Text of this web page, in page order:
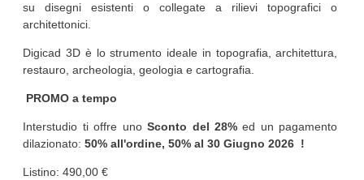
su disegni esistenti o collegate a rilievi topografici o
architettonici.
Digicad 3D è lo strumento ideale in topografia, architettura,
restauro, archeologia, geologia e cartografia.
PROMO a tempo
Interstudio ti offre unoSconto del 28% ed un pagamento
dilazionato:50% all'ordine, 50% al30 Giugno 2026 !
Listino: 490,00 €